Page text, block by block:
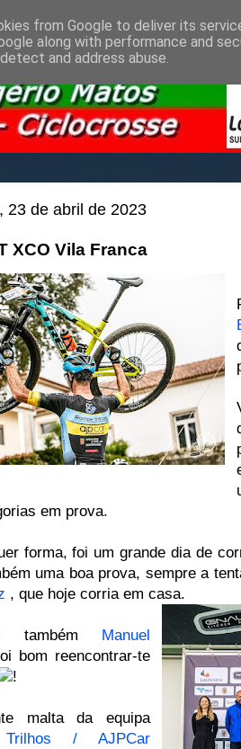
23 de abril de 2023
XCO Vila Franca
em prova.
forma, foi um grande dia de
uma boa prova, sempre a
, que hoje corria em casa.
também Manuel
bom reencontrar-te
!
malta da equipa
Trilhos / AJPCar
from Google to deliver its
along with performance and
and address abuse.